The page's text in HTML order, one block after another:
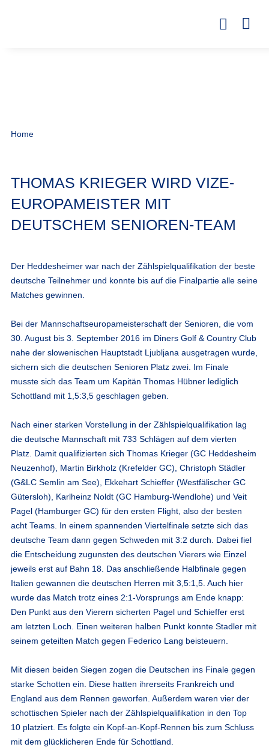
Home
THOMAS KRIEGER WIRD VIZE-
EUROPAMEISTER MIT
DEUTSCHEM SENIOREN-TEAM
Der Heddesheimer war nach der Zählspielqualifikation der beste
deutsche Teilnehmer und konnte bis auf die Finalpartie alle seine
Matches gewinnen.
Bei der Mannschaftseuropameisterschaft der Senioren, die vom
30. August bis 3. September 2016 im Diners Golf & Country Club
nahe der slowenischen Hauptstadt Ljubljana ausgetragen wurde,
sichern sich die deutschen Senioren Platz zwei. Im Finale
musste sich das Team um Kapitän Thomas Hübner lediglich
Schottland mit 1,5:3,5 geschlagen geben.
Nach einer starken Vorstellung in der Zählspielqualifikation lag
die deutsche Mannschaft mit 733 Schlägen auf dem vierten
Platz. Damit qualifizierten sich Thomas Krieger (GC Heddesheim
Neuzenhof) , Martin Birkholz (Krefelder GC), Christoph Städler
(G&LC Semlin am See), Ekkehart Schieffer (Westfälischer GC
Gütersloh), Karlheinz Noldt (GC Hamburg-Wendlohe) und Veit
Pagel (Hamburger GC) für den ersten Flight, also der besten
acht Teams. In einem spannenden Viertelfinale setzte sich das
deutsche Team dann gegen Schweden mit 3:2 durch. Dabei fiel
die Entscheidung zugunsten des deutschen Vierers wie Einzel
jeweils erst auf Bahn 18. Das anschließende Halbfinale gegen
Italien gewannen die deutschen Herren mit 3,5:1,5. Auch hier
wurde das Match trotz eines 2:1-Vorsprungs am Ende knapp:
Den Punkt aus den Vierern sicherten Pagel und Schieffer erst
am letzten Loch. Einen weiteren halben Punkt konnte Stadler mit
seinem geteilten Match gegen Federico Lang beisteuern.
Mit diesen beiden Siegen zogen die Deutschen ins Finale gegen
starke Schotten ein. Diese hatten ihrerseits Frankreich und
England aus dem Rennen geworfen. Außerdem waren vier der
schottischen Spieler nach der Zählspielqualifikation in den Top
10 platziert. Es folgte ein Kopf-an-Kopf-Rennen bis zum Schluss
mit dem glücklicheren Ende für Schottland.